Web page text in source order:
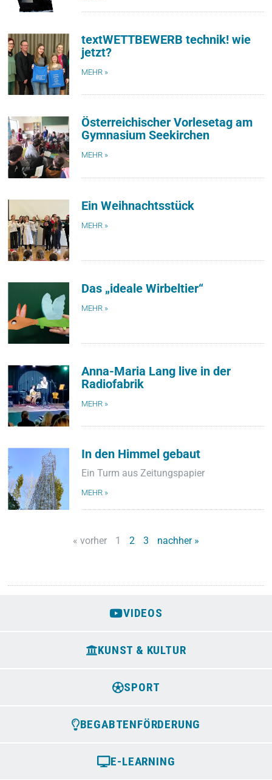
textWETTBEWERB technik! wie
jetzt?
MEHR »
Österreichischer Vorlesetag am
Gymnasium Seekirchen
MEHR »
Ein Weihnachtsstück
MEHR »
Das „ideale Wirbeltier“
MEHR »
Anna-Maria Lang live in der
Radiofabrik
MEHR »
In den Himmel gebaut
Ein Turm aus Zeitungspapier
MEHR »
« vorher 1 2 3 nachher »
VIDEOS
KUNST & KULTUR
SPORT
BEGABTENFÖRDERUNG
E-LEARNING